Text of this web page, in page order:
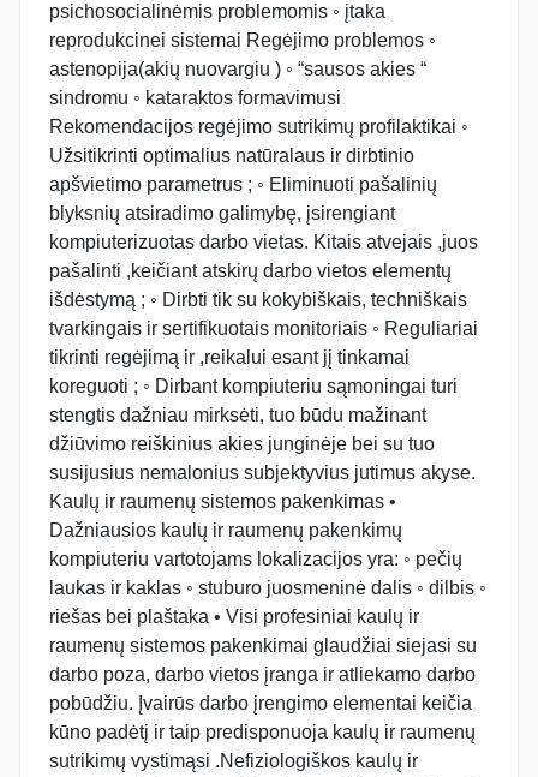
psichosocialinėmis problemomis ◦ įtaka
reprodukcinei sistemai Regėjimo problemos ◦
astenopija(akių nuovargiu ) ◦ “sausos akies “
sindromu ◦ kataraktos formavimusi
Rekomendacijos regėjimo sutrikimų profilaktikai ◦
Užsitikrinti optimalius natūralaus ir dirbtinio
apšvietimo parametrus ; ◦ Eliminuoti pašalinių
blyksnių atsiradimo galimybę, įsirengiant
kompiuterizuotas darbo vietas. Kitais atvejais ,juos
pašalinti ,keičiant atskirų darbo vietos elementų
išdėstymą ; ◦ Dirbti tik su kokybiškais, techniškais
tvarkingais ir sertifikuotais monitoriais ◦ Reguliariai
tikrinti regėjimą ir ,reikalui esant jį tinkamai
koreguoti ; ◦ Dirbant kompiuteriu sąmoningai turi
stengtis dažniau mirksėti, tuo būdu mažinant
džiūvimo reiškinius akies junginėje bei su tuo
susijusius nemalonius subjektyvius jutimus akyse.
Kaulų ir raumenų sistemos pakenkimas •
Dažniausios kaulų ir raumenų pakenkimų
kompiuteriu vartotojams lokalizacijos yra: ◦ pečių
laukas ir kaklas ◦ stuburo juosmeninė dalis ◦ dilbis ◦
riešas bei plaštaka • Visi profesiniai kaulų ir
raumenų sistemos pakenkimai glaudžiai siejasi su
darbo poza, darbo vietos įranga ir atliekamo darbo
pobūdžiu. Įvairūs darbo įrengimo elementai keičia
kūno padėtį ir taip predisponuoja kaulų ir raumenų
sutrikimų vystimąsi .Nefiziologiškos kaulų ir